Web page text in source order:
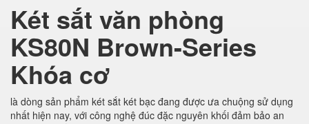
Két sắt văn phòng
KS80N Brown-Series
Khóa cơ
là dòng sản phẩm két sắt két bạc đang được ưa chuộng sử dụng
nhất hiện nay, với công nghệ đúc đặc nguyên khối đảm bảo an